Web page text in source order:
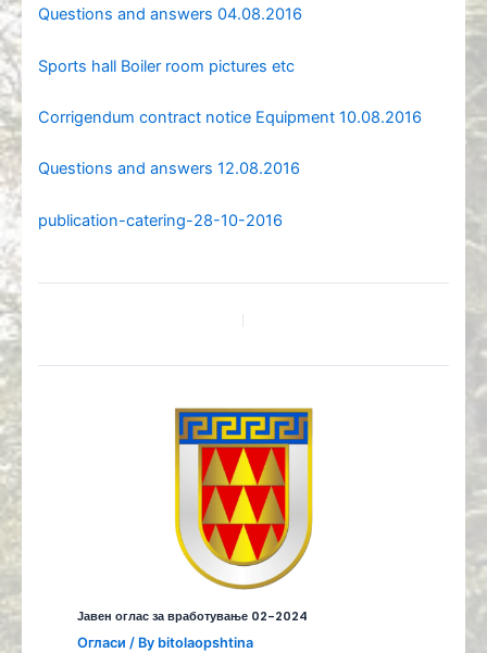
Questions and answers 04.08.2016
Sports hall Boiler room pictures etc
Corrigendum contract notice Equipment 10.08.2016
Questions and answers 12.08.2016
publication-catering-28-10-2016
Јавен оглас за вработување 02-2024
Огласи / By bitolaopshtina